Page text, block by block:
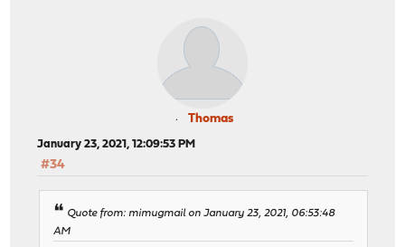
Thomas
January 23, 2021, 12:09:53 PM
#34
Quote from: mimugmail on January 23, 2021, 06:53:48
AM